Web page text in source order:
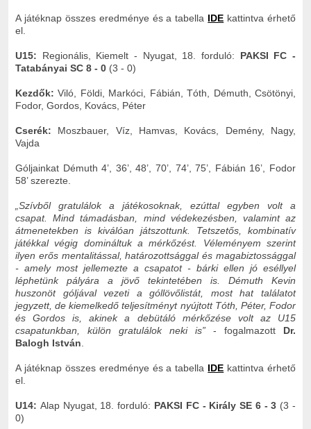
A játéknap összes eredménye és a tabella IDE kattintva érhető
el.
U15: Regionális, Kiemelt - Nyugat, 18. forduló: PAKSI FC -
Tatabányai SC 8 - 0 (3 - 0)
Kezdők: Viló, Földi, Markóci, Fábián, Tóth, Démuth, Csötönyi,
Fodor, Gordos, Kovács, Péter
Cserék: Moszbauer, Víz, Hamvas, Kovács, Demény, Nagy,
Vajda
Góljainkat Démuth 4’, 36’, 48’, 70’, 74’, 75’, Fábián 16’, Fodor
58’ szerezte.
„Szívből gratulálok a játékosoknak, ezúttal egyben volt a
csapat. Mind támadásban, mind védekezésben, valamint az
átmenetekben is kiválóan játszottunk. Tetszetős, kombinatív
játékkal végig domináltuk a mérkőzést. Véleményem szerint
ilyen erős mentalitással, határozottsággal és magabiztossággal
- amely most jellemezte a csapatot - bárki ellen jó eséllyel
léphetünk pályára a jövő tekintetében is. Démuth Kevin
huszonöt góljával vezeti a góllövőlistát, most hat találatot
jegyzett, de kiemelkedő teljesítményt nyújtott Tóth, Péter, Fodor
és Gordos is, akinek a debütáló mérkőzése volt az U15
csapatunkban, külön gratulálok neki is” - fogalmazott Dr.
Balogh István.
A játéknap összes eredménye és a tabella IDE kattintva érhető
el.
U14: Alap Nyugat, 18. forduló: PAKSI FC - Király SE 6 - 3 (3 -
0)